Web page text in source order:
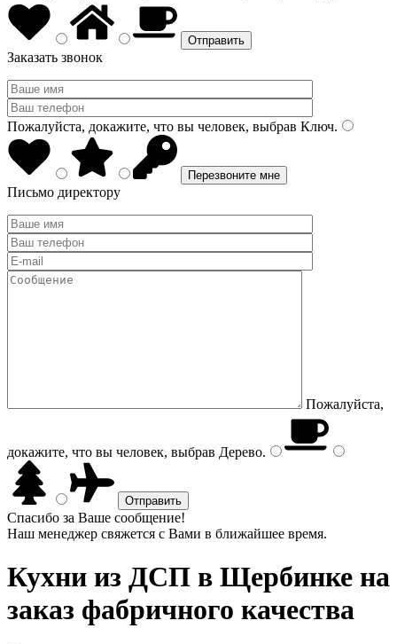
Заказать звонок
Пожалуйста, докажите, что вы человек, выбрав Ключ.
Письмо директору
Пожалуйста,
докажите, что вы человек, выбрав Дерево.
Спасибо за Ваше сообщение!
Наш менеджер свяжется с Вами в ближайшее время.
Кухни из ДСП в Щербинке на
заказ фабричного качества